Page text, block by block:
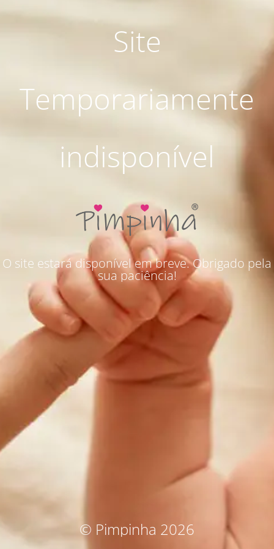
Site
Temporariamente
indisponível
O site estará disponível em breve. Obrigado pela
sua paciência!
© Pimpinha 2026